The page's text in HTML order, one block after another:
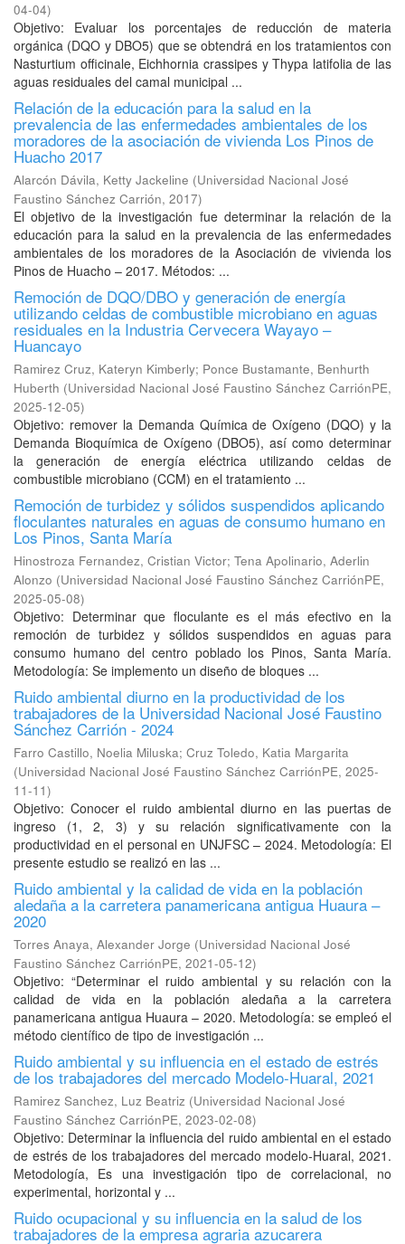
04-04)
Objetivo: Evaluar los porcentajes de reducción de materia
orgánica (DQO y DBO5) que se obtendrá en los tratamientos con
Nasturtium officinale, Eichhornia crassipes y Thypa latifolia de las
aguas residuales del camal municipal ...
Relación de la educación para la salud en la
prevalencia de las enfermedades ambientales de los
moradores de la asociación de vivienda Los Pinos de
Huacho 2017
Alarcón Dávila, Ketty Jackeline (Universidad Nacional José
Faustino Sánchez Carrión, 2017)
El objetivo de la investigación fue determinar la relación de la
educación para la salud en la prevalencia de las enfermedades
ambientales de los moradores de la Asociación de vivienda los
Pinos de Huacho – 2017. Métodos: ...
Remoción de DQO/DBO y generación de energía
utilizando celdas de combustible microbiano en aguas
residuales en la Industria Cervecera Wayayo –
Huancayo
Ramirez Cruz, Kateryn Kimberly; Ponce Bustamante, Benhurth
Huberth (Universidad Nacional José Faustino Sánchez CarriónPE,
2025-12-05)
Objetivo: remover la Demanda Química de Oxígeno (DQO) y la
Demanda Bioquímica de Oxígeno (DBO5), así como determinar
la generación de energía eléctrica utilizando celdas de
combustible microbiano (CCM) en el tratamiento ...
Remoción de turbidez y sólidos suspendidos aplicando
floculantes naturales en aguas de consumo humano en
Los Pinos, Santa María
Hinostroza Fernandez, Cristian Victor; Tena Apolinario, Aderlin
Alonzo (Universidad Nacional José Faustino Sánchez CarriónPE,
2025-05-08)
Objetivo: Determinar que floculante es el más efectivo en la
remoción de turbidez y sólidos suspendidos en aguas para
consumo humano del centro poblado los Pinos, Santa María.
Metodología: Se implemento un diseño de bloques ...
Ruido ambiental diurno en la productividad de los
trabajadores de la Universidad Nacional José Faustino
Sánchez Carrión - 2024
Farro Castillo, Noelia Miluska; Cruz Toledo, Katia Margarita
(Universidad Nacional José Faustino Sánchez CarriónPE, 2025-
11-11)
Objetivo: Conocer el ruido ambiental diurno en las puertas de
ingreso (1, 2, 3) y su relación significativamente con la
productividad en el personal en UNJFSC – 2024. Metodología: El
presente estudio se realizó en las ...
Ruido ambiental y la calidad de vida en la población
aledaña a la carretera panamericana antigua Huaura –
2020
Torres Anaya, Alexander Jorge (Universidad Nacional José
Faustino Sánchez CarriónPE, 2021-05-12)
Objetivo: “Determinar el ruido ambiental y su relación con la
calidad de vida en la población aledaña a la carretera
panamericana antigua Huaura – 2020. Metodología: se empleó el
método científico de tipo de investigación ...
Ruido ambiental y su influencia en el estado de estrés
de los trabajadores del mercado Modelo-Huaral, 2021
Ramirez Sanchez, Luz Beatriz (Universidad Nacional José
Faustino Sánchez CarriónPE, 2023-02-08)
Objetivo: Determinar la influencia del ruido ambiental en el estado
de estrés de los trabajadores del mercado modelo-Huaral, 2021.
Metodología, Es una investigación tipo de correlacional, no
experimental, horizontal y ...
Ruido ocupacional y su influencia en la salud de los
trabajadores de la empresa agraria azucarera